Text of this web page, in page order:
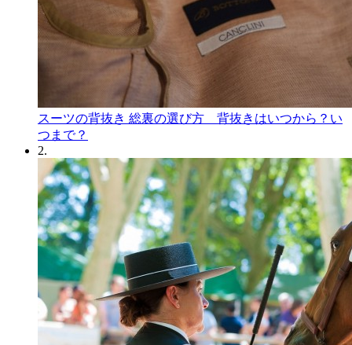
スーツの背抜き 総裏の選び方 背抜きはいつから？い
つまで？
2.